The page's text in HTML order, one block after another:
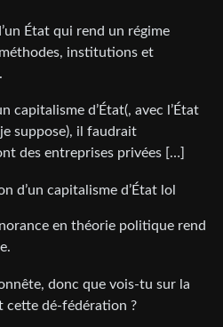
État qui rend un régime
institutions et
capitalisme d’État(, avec l’État
suppose), il faudrait
des entreprises privées […]
d’un capitalisme d’État lol
en théorie politique rend
donc que vois-tu sur la
dé-fédération ?